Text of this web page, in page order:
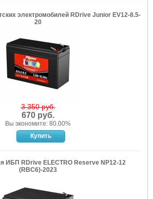
электромобилей RDrive Junior EV12-8.5-
20
3 350 руб.
670 руб.
Вы экономите: 80.00%
ИБП RDrive ELECTRO Reserve NP12-12
(RBC6)-2023